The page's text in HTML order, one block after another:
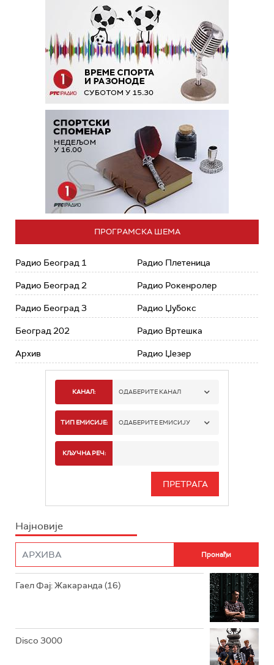
ПРОГРАМСКА ШЕМА
Радио Београд 1
Радио Београд 2
Радио Београд 3
Београд 202
Архив
Радио Плетеница
Радио Рокенролер
Радио Џубокс
Радио Вртешка
Радио Џезер
КАНАЛ: ОДАБЕРИТЕ КАНАЛ
РАДИО БЕОГРАД 1
РАДИО БЕОГРАД 3
РАДИО РОКЕНРОЛЕР
РАДИО ЏЕЗЕР
ТИП ЕМИСИЈЕ: ОДАБЕРИТЕ ЕМИСИЈУ
ИНФО
КЉУЧНА РЕЧ:
Најновије
Гаел Фај: Жакаранда (16)
Disco 3000